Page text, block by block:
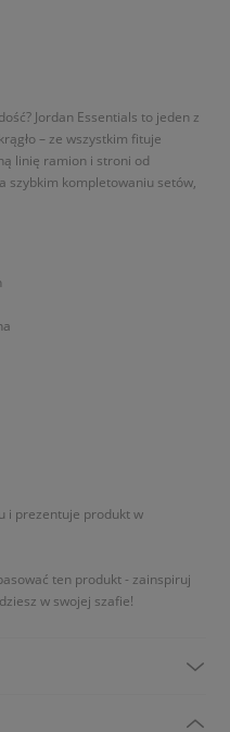
Jordan Essentials to jeden z
– ze wszystkim fituje
linię ramion i stroni od
szybkim kompletowaniu setów,
i prezentuje produkt w
ten produkt - zainspiruj
w swojej szafie!